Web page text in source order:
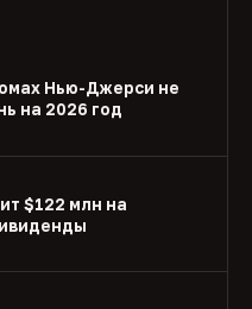
Нью-Джерси не
на 2026 год
$122 млн на